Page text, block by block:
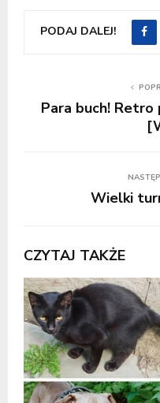
PODAJ DALEJ!
Para buch! Retro
Wielki
CZYTAJ TAKŻE